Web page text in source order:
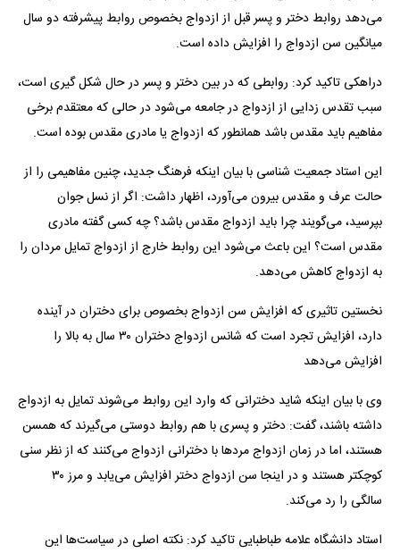
می‌دهد روابط دختر و پسر قبل از ازدواج بخصوص روابط پیشرفته دو سال
میانگین سن ازدواج را افزایش داده است.
دراهکی تاکید کرد: روابطی که در بین دختر و پسر در حال شکل گیری است،
سبب تقدس زدایی از ازدواج در جامعه می‌شود در حالی که معتقدم برخی
مفاهیم باید مقدس باشد همانطور که ازدواج یا مادری مقدس بوده است.
این استاد جمعیت شناسی با بیان اینکه فرهنگ جدید، چنین مفاهیمی را از
حالت عرف و مقدس بیرون می‌آورد، اظهار داشت: اگر از نسل جوان
بپرسید، می‌گویند چرا باید ازدواج مقدس باشد؟ چه کسی گفته مادری
مقدس است؟ این باعث می‌شود این روابط خارج از ازدواج تمایل مردان را
به ازدواج کاهش می‌دهد.
نخستین تاثیری که افزایش سن ازدواج بخصوص برای دختران در آینده
دارد، افزایش تجرد است که شانس ازدواج دختران ۳۰ سال به بالا را
افزایش می‌دهد
وی با بیان اینکه شاید دخترانی که وارد این روابط می‌شوند تمایل به ازدواج
داشته باشند، گفت: دختر و پسری با هم روابط دوستی می‌گیرند که همسن
هستند، اما در زمان ازدواج مرد‌ها با دخترانی ازدواج می‌کنند که از نظر سنی
کوچکتر هستند و در اینجا سن ازدواج دختر افزایش می‌یابد و مرز ۳۰
سالگی را رد می‌کند.
استاد دانشگاه علامه طباطبایی تاکید کرد: نکته اصلی در سیاست‌ها این